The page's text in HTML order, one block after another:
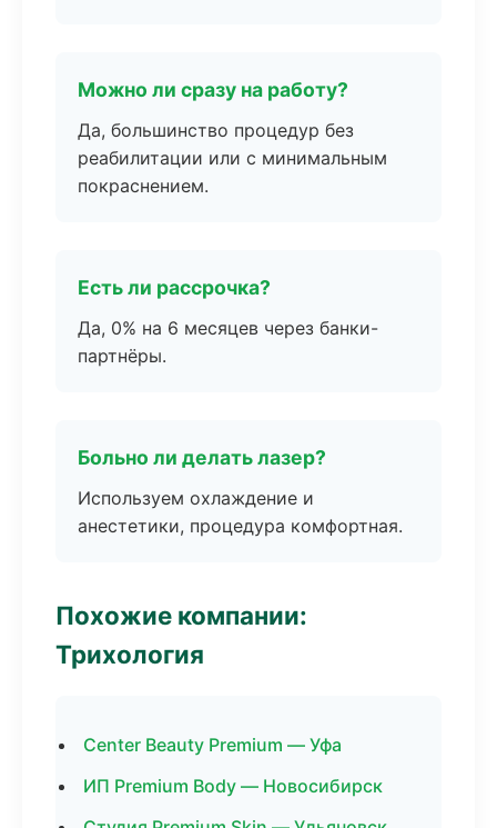
Можно ли сразу на работу?
Да, большинство процедур без
реабилитации или с минимальным
покраснением.
Есть ли рассрочка?
Да, 0% на 6 месяцев через банки-
партнёры.
Больно ли делать лазер?
Используем охлаждение и
анестетики, процедура комфортная.
Похожие компании:
Трихология
Center Beauty Premium — Уфа
ИП Premium Body — Новосибирск